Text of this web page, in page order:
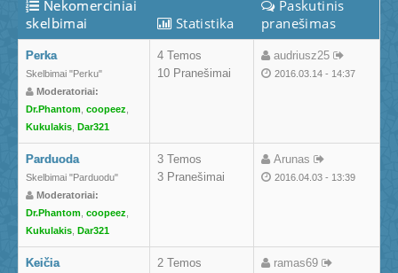
Nekomerciniai
skelbimai
Statistika
Paskutinis
pranešimas
Perka
Skelbimai "Perku"
Moderatoriai:
Dr.Phantom coopeez
Kukulakis Dar321
4 Temos
10 Pranešimai
audriusz25
2016.03.14 - 14:37
Parduoda
Skelbimai "Parduodu"
Moderatoriai:
Dr.Phantom coopeez
Kukulakis Dar321
3 Temos
3 Pranešimai
Arunas
2016.04.03 - 13:39
Keičia
2 Temos
ramas69